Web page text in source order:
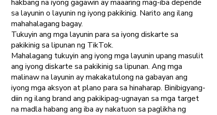
hakbang na iyong gagawin ay maaaring mag-iba depende
sa layunin o layunin ng iyong pakikinig. Narito ang ilang
mahahalagang bagay.
Tukuyin ang mga layunin para sa iyong diskarte sa
pakikinig sa lipunan ng TikTok.
Mahalagang tukuyin ang iyong mga layunin upang masulit
ang iyong diskarte sa pakikinig sa lipunan. Ang mga
malinaw na layunin ay makakatulong na gabayan ang
iyong mga aksyon at plano para sa hinaharap. Binibigyang-
diin ng ilang brand ang pakikipag-ugnayan sa mga target
na madla habang ang iba ay nakatuon sa paglikha ng